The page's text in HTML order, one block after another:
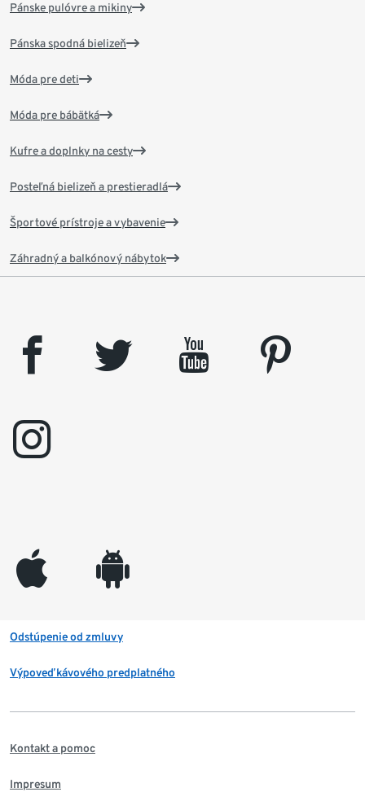
Pánske pulóvre a mikiny
Pánska spodná bielizeň
Móda pre deti
Móda pre bábätká
Kufre a doplnky na cesty
Posteľná bielizeň a prestieradlá
Športové prístroje a vybavenie
Záhradný a balkónový nábytok
facebook twitter youtube
pinterest
instagram
appleinc android
Odstúpenie od zmluvy
Výpoveď kávového predplatného
Kontakt a pomoc
Impresum